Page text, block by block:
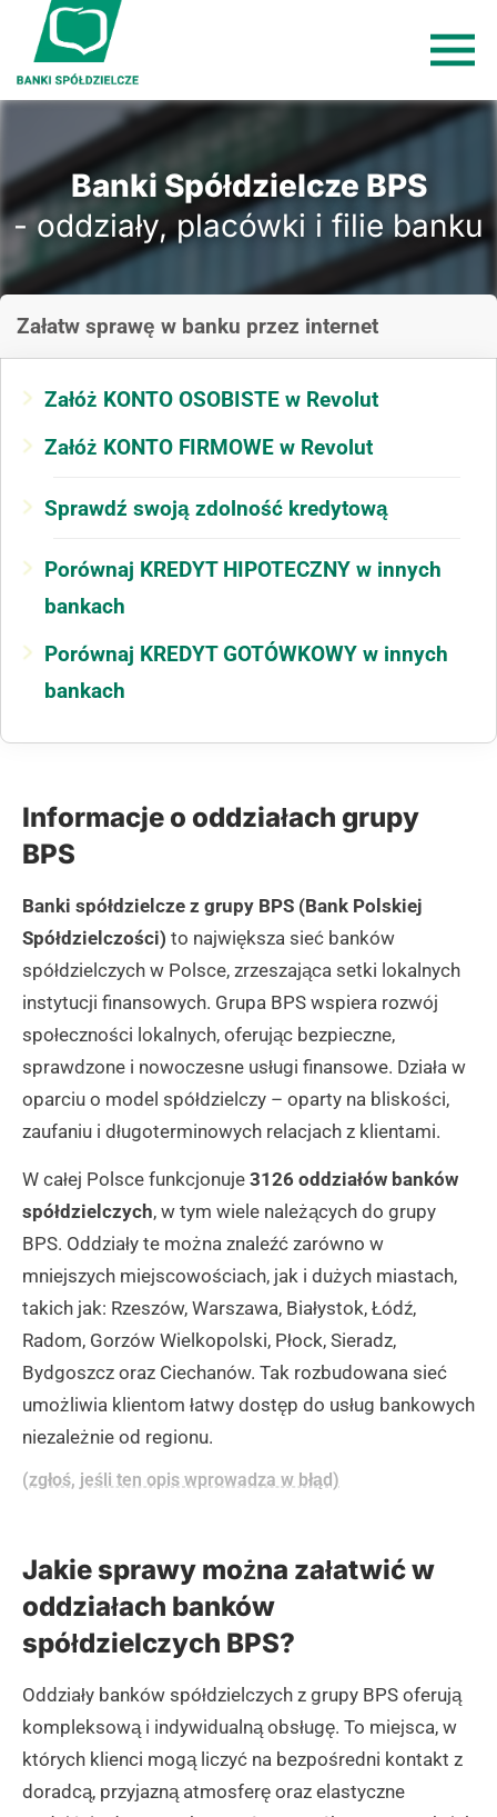
Banki Spółdzielcze BPS
- oddziały, placówki i filie banku
Załatw sprawę w banku przez internet
Załóż KONTO OSOBISTE w Revolut
Załóż KONTO FIRMOWE w Revolut
Sprawdź swoją zdolność kredytową
Porównaj KREDYT HIPOTECZNY w innych
bankach
Porównaj KREDYT GOTÓWKOWY w innych
bankach
Informacje o oddziałach grupy
BPS
Banki spółdzielcze z grupy BPS (Bank Polskiej
Spółdzielczości) to największa sieć banków
spółdzielczych w Polsce, zrzeszająca setki lokalnych
instytucji finansowych. Grupa BPS wspiera rozwój
społeczności lokalnych, oferując bezpieczne,
sprawdzone i nowoczesne usługi finansowe. Działa w
oparciu o model spółdzielczy – oparty na bliskości,
zaufaniu i długoterminowych relacjach z klientami.
W całej Polsce funkcjonuje 3126 oddziałów banków
spółdzielczych, w tym wiele należących do grupy
BPS. Oddziały te można znaleźć zarówno w
mniejszych miejscowościach, jak i dużych miastach,
takich jak: Rzeszów, Warszawa, Białystok, Łódź,
Radom, Gorzów Wielkopolski, Płock, Sieradz,
Bydgoszcz oraz Ciechanów. Tak rozbudowana sieć
umożliwia klientom łatwy dostęp do usług bankowych
niezależnie od regionu.
(zgłoś, jeśli ten opis wprowadza w błąd)
Jakie sprawy można załatwić w
oddziałach banków
spółdzielczych BPS?
Oddziały banków spółdzielczych z grupy BPS oferują
kompleksową i indywidualną obsługę. To miejsca, w
których klienci mogą liczyć na bezpośredni kontakt z
doradcą, przyjazną atmosferę oraz elastyczne